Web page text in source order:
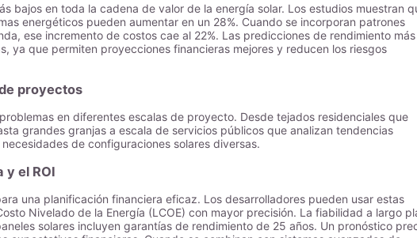
bajos en toda la cadena de valor de la energía solar. Los estudios muestran
energéticos pueden aumentar en un 28%. Cuando se incorporan patrones
ese incremento de costos cae al 22%. Las predicciones de rendimiento más
ya que permiten proyecciones financieras mejores y reducen los riesgos
proyectos
en diferentes escalas de proyecto. Desde tejados residenciales que
grandes granjas a escala de servicios públicos que analizan tendencias
de configuraciones solares diversas.
y el ROI
una planificación financiera eficaz. Los desarrolladores pueden usar estas
Nivelado de la Energía (LCOE) con mayor precisión. La fiabilidad a largo
solares incluyen garantías de rendimiento de 25 años. Un pronóstico